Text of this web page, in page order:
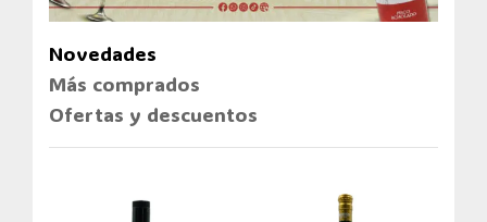
Novedades
Más comprados
Ofertas y descuentos